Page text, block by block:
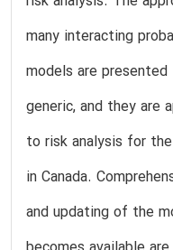
many interacting
models are
generic, and they are
to risk analysis for
in Canada.
and updating of the